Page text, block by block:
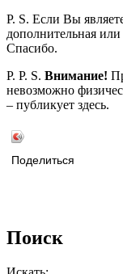
P. S. Если Вы
дополнительная
Спасибо.
P. P. S. Внимание!
невозможно
– публикует здесь.
Поделиться
Поиск